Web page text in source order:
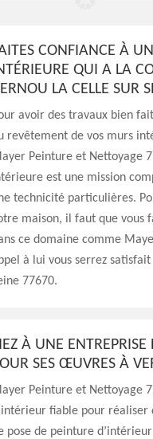
CONFIANCE À
QUI A LA
LA CELLE SUR
avoir des travaux bien
revêtement de vos murs
Peinture et Nettoyage
est une mission
technicité particulières.
maison, il faut que vous
ce domaine comme
à lui vous serrez
77670.
À UNE
SES ŒUVRES À
Peinture et Nettoyage
fiable pour réaliser
pose de peinture